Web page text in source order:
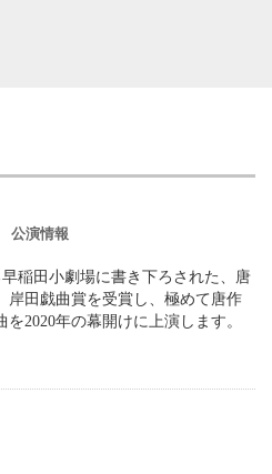
公演情報
稲田小劇場に書き下ろされた、唐
岸田戯曲賞を受賞し、極めて唐作
2020年の幕開けに上演します。